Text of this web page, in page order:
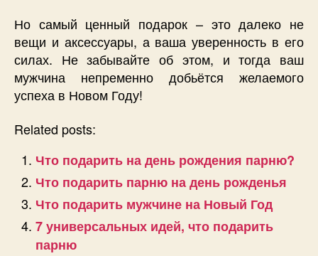
Но самый ценный подарок – это далеко не
вещи и аксессуары, а ваша уверенность в его
силах. Не забывайте об этом, и тогда ваш
мужчина непременно добьётся желаемого
успеха в Новом Году!
Related posts:
Что подарить на день рождения парню?
Что подарить парню на день рожденья
Что подарить мужчине на Новый Год
7 универсальных идей, что подарить
парню